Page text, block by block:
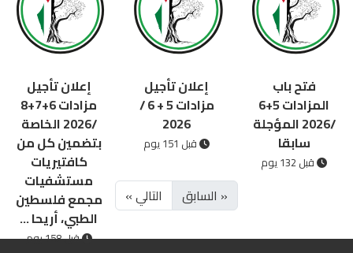
فتح باب
المزادات 5+6
/2026 المؤجلة
سابقا
قبل 132 يوم
إعلان تأجيل
مزادات 5 + 6 /
2026
قبل 151 يوم
إعلان تأجيل
مزادات 6+7+8
/2026 الخاصة
بتضمين كل من
كافتيريات
مستشفيات
مجمع فلسطين
الطبي، أريحا ...
قبل 158 يوم
« السابق التالي »